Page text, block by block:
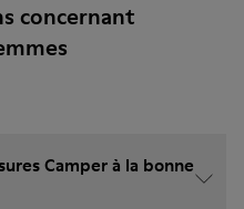
concernant
Camper à la bonne